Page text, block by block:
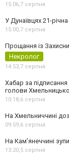
15:06,7 серпня
У Дунаївцях 21-
15:00,7 серпня
Прощання із
Некролог
14:53,7 серпня
Хабар за
голови
10:18,6 серпня
На Хмельниччині
09:59,6 серпня
На Камʼянеччині
13:20,5 серпня